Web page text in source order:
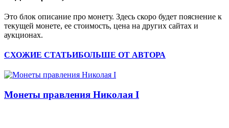
Это блок описание про монету. Здесь скоро будет пояснение к
текущей монете, ее стоимость, цена на других сайтах и
аукционах.
СХОЖИЕ СТАТЬИБОЛЬШЕ ОТ АВТОРА
Монеты правления Николая I